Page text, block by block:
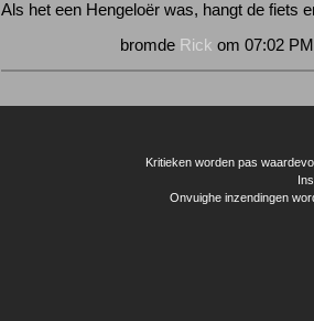
Als het een Hengeloër was, hangt de fiets
bromde Rick om 07:02
Kritieken worden pas
Onvuighe inzendingen